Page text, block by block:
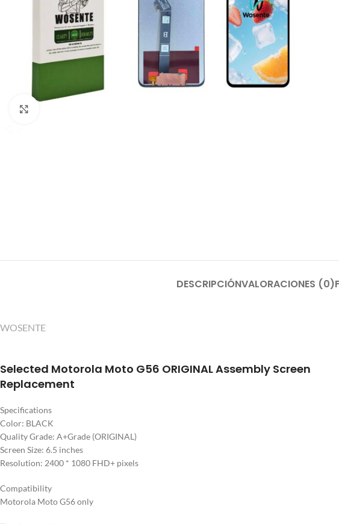
DESCRIPCIÓNVALORACIONES (0)
WOSENTE
Selected Motorola Moto G56 ORIGINAL Assembly Screen
Replacement
Specifications
Color: BLACK
Quality Grade: A+Grade (ORIGINAL)
Screen Size: 6.5 inches
Resolution: 2400 * 1080 FHD+ pixels
Compatibility
Motorola Moto G56 only